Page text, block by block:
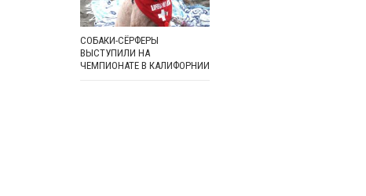
СОБАКИ-СЁРФЕРЫ
ВЫСТУПИЛИ НА
ЧЕМПИОНАТЕ В КАЛИФОРНИИ